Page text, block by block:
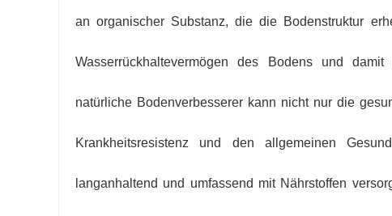
an organischer Substanz, die die Bodenstruktur
Wasserrückhaltevermögen des Bodens und
natürliche Bodenverbesserer kann nicht nur die
Krankheitsresistenz und den allgemeinen
langanhaltend und umfassend mit Nährstoffen